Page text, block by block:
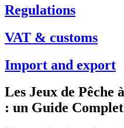
Regulations
VAT & customs
Import and export
Les Jeux de Pêche
: un Guide Complet